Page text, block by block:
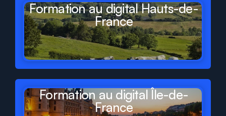
Formation au digital Hauts-de-
France
Formation au digital Île-de-
France